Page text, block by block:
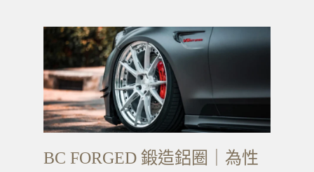
BC FORGED 鍛造鋁圈｜為性